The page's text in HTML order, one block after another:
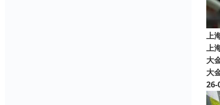
上
上
大
大
26-